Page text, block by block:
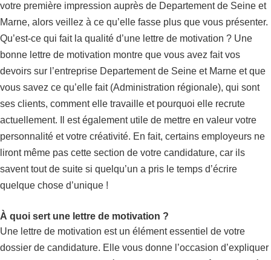
votre première impression auprès de Departement de Seine et
Marne, alors veillez à ce qu’elle fasse plus que vous présenter.
Qu’est-ce qui fait la qualité d’une lettre de motivation ? Une
bonne lettre de motivation montre que vous avez fait vos
devoirs sur l’entreprise Departement de Seine et Marne et que
vous savez ce qu’elle fait (Administration régionale), qui sont
ses clients, comment elle travaille et pourquoi elle recrute
actuellement. Il est également utile de mettre en valeur votre
personnalité et votre créativité. En fait, certains employeurs ne
liront même pas cette section de votre candidature, car ils
savent tout de suite si quelqu’un a pris le temps d’écrire
quelque chose d’unique !
À quoi sert une lettre de motivation ?
Une lettre de motivation est un élément essentiel de votre
dossier de candidature. Elle vous donne l’occasion d’expliquer